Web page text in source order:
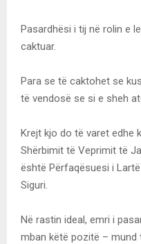
Pasardhësi i tij në rolin e
caktuar.
Para se të caktohet se
të vendosë se si e sheh
Krejt kjo do të varet edhe
Shërbimit të Veprimit të
është Përfaqësuesi i
Siguri.
Në rastin ideal, emri i
mban këtë pozitë – mund